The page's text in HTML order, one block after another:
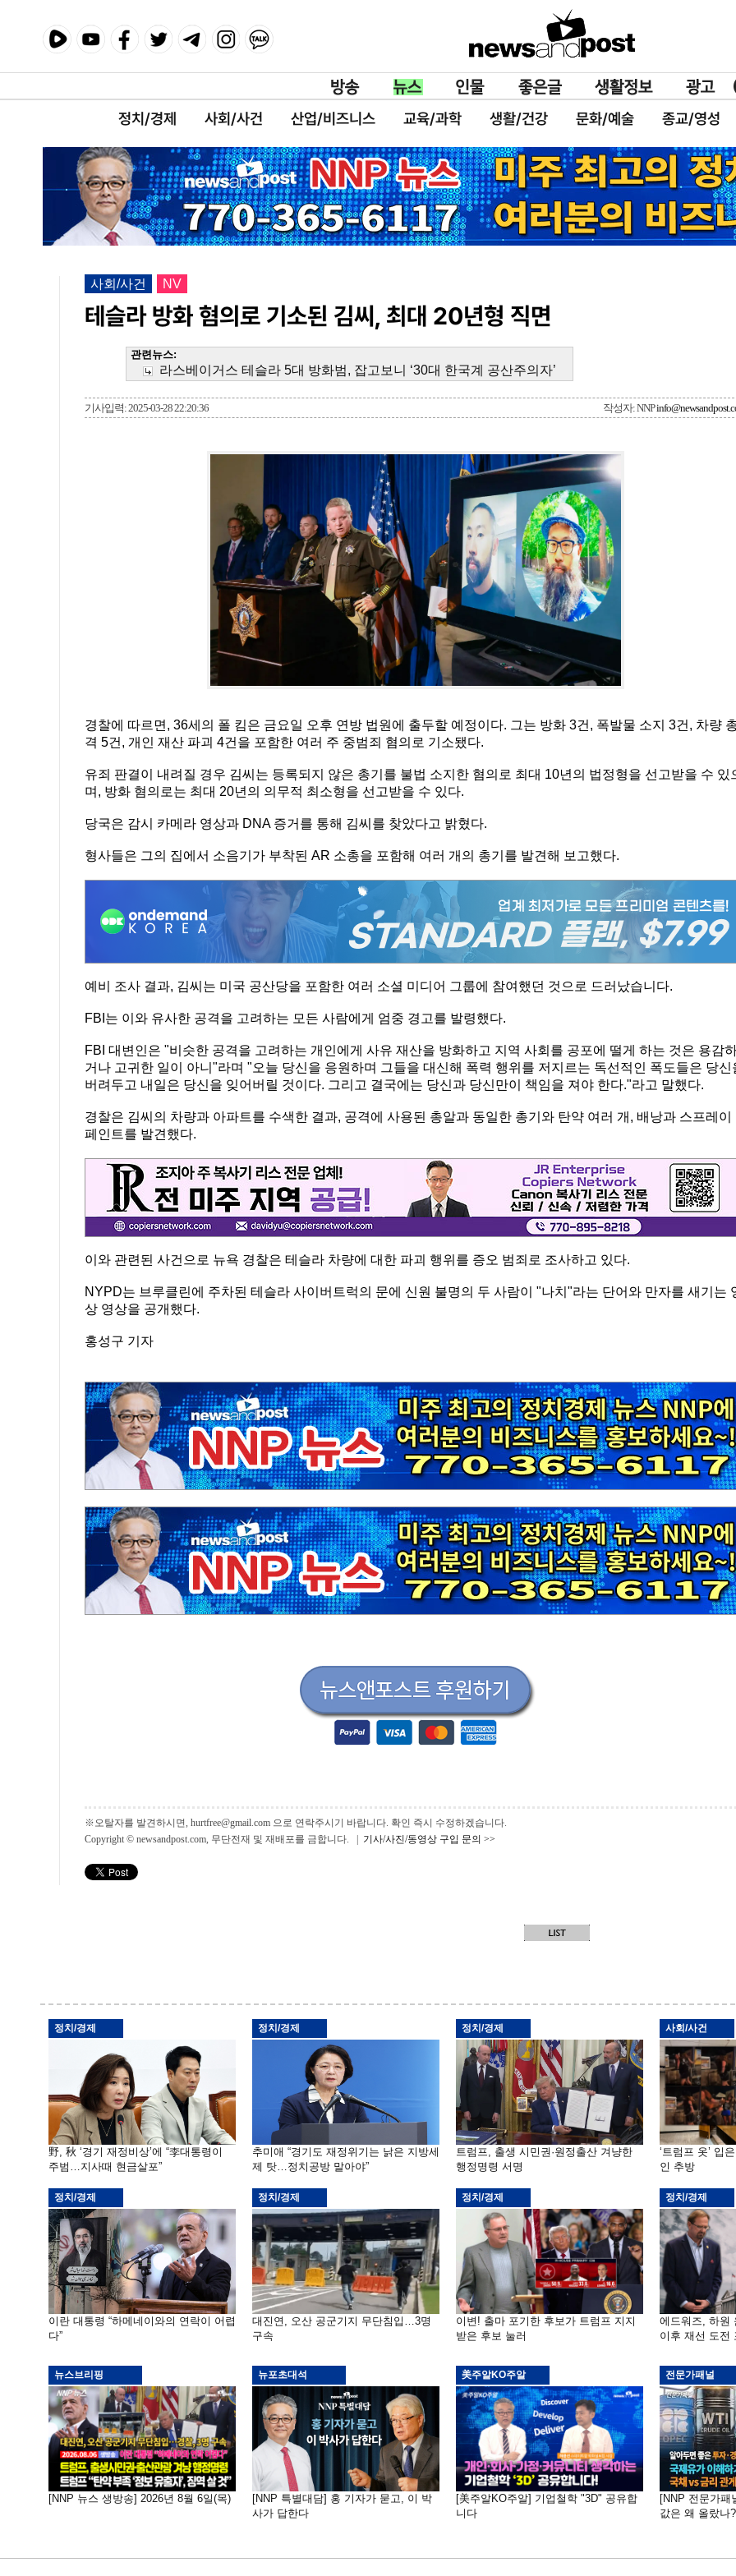
정치/경제 사회/사건 산업/비즈니스 교육/과학 생활/건강 문화/예술 종교/영성
사회/사건 NV
테슬라 방화 혐의로 기소된 김씨, 최대 20년형 직면
관련뉴스:
라스베이거스 테슬라 5대 방화범, 잡고보니 ‘30대 한국계 공산주의자’
기사입력: 2025-03-28 22:20:36 작성자: NNP
경찰에 따르면, 36세의 폴 킴은 금요일 오후 연방 법원에 출두할 예정이다. 그는 방화 3건, 폭발물 소지 3건, 차량
격 5건, 개인 재산 파괴 4건을 포함한 여러 주 중범죄 혐의로 기소됐다.
유죄 판결이 내려질 경우 김씨는 등록되지 않은 총기를 불법 소지한 혐의로 최대 10년의 법정형을 선고받을 수 있
며, 방화 혐의로는 최대 20년의 의무적 최소형을 선고받을 수 있다.
당국은 감시 카메라 영상과 DNA 증거를 통해 김씨를 찾았다고 밝혔다.
형사들은 그의 집에서 소음기가 부착된 AR 소총을 포함해 여러 개의 총기를 발견해 보고했다.
예비 조사 결과, 김씨는 미국 공산당을 포함한 여러 소셜 미디어 그룹에 참여했던 것으로 드러났습니다.
FBI는 이와 유사한 공격을 고려하는 모든 사람에게 엄중 경고를 발령했다.
FBI 대변인은 "비슷한 공격을 고려하는 개인에게 사유 재산을 방화하고 지역 사회를 공포에 떨게 하는 것은 용감
거나 고귀한 일이 아니"라며 "오늘 당신을 응원하며 그들을 대신해 폭력 행위를 저지르는 독선적인 폭도들은 당신
버려두고 내일은 당신을 잊어버릴 것이다. 그리고 결국에는 당신과 당신만이 책임을 져야 한다."라고 말했다.
경찰은 김씨의 차량과 아파트를 수색한 결과, 공격에 사용된 총알과 동일한 총기와 탄약 여러 개, 배낭과 스프레이
페인트를 발견했다.
이와 관련된 사건으로 뉴욕 경찰은 테슬라 차량에 대한 파괴 행위를 증오 범죄로 조사하고 있다.
NYPD는 브루클린에 주차된 테슬라 사이버트럭의 문에 신원 불명의 두 사람이 "나치"라는 단어와 만자를 새기는
상 영상을 공개했다.
홍성구 기자
※오탈자를 발견하시면, hurtfree@gmail.com 으로 연락주시기 바랍니다. 확인 즉시 수정하겠습니다.
Copyright © newsandpost.com, 무단전재 및 재배포를 금합니다. | 기사/사진/동영상 구입 문의 >>
정치/경제
野, 秋 ‘경기 재정비상’에 “李대통령이
주범…지사때 현금살포”
정치/경제
추미애 “경기도 재정위기는 낡은 지방세
제 탓…정치공방 말아야”
정치/경제
트럼프, 출생 시민권·원정출산 겨냥한
행정명령 서명
사회/사건
‘트럼프 옷’ 입
인 추방
정치/경제
이란 대통령 “하메네이와의 연락이 어렵
다”
정치/경제
대진연, 오산 공군기지 무단침입…3명
구속
정치/경제
이변! 출마 포기한 후보가 트럼프 지지
받은 후보 눌러
정치/경제
에드워즈, 하원
이후 재선 도전
뉴스브리핑
[NNP 뉴스 생방송] 2026년 8월 6일(목)
뉴포초대석
[NNP 특별대담] 홍 기자가 묻고, 이 박
사가 답한다
美주알KO주알
[美주알KO주알] 기업철학 "3D" 공유합
니다
전문가패널
[NNP 전문가패
값은 왜 올랐